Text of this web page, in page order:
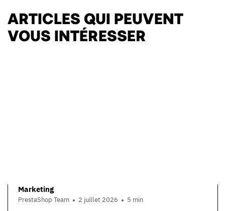
ARTICLES QUI PEUVENT
VOUS INTÉRESSER
Marketing
PrestaShop Team 2 juillet 2026 5 min